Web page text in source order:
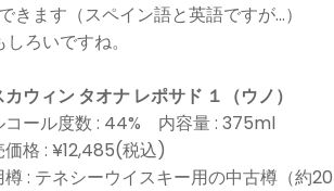
ます（スペイン語と英語ですが…）
ろいですね。
カウィン タオナ レポサド １（ウノ）
コール度数 : 44% 内容量 : 375ml
価格 : ¥12,485(税込)
樽 : テネシーウイスキー用の中古樽（約20